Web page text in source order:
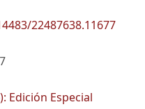
22487638.11677
Edición Especial